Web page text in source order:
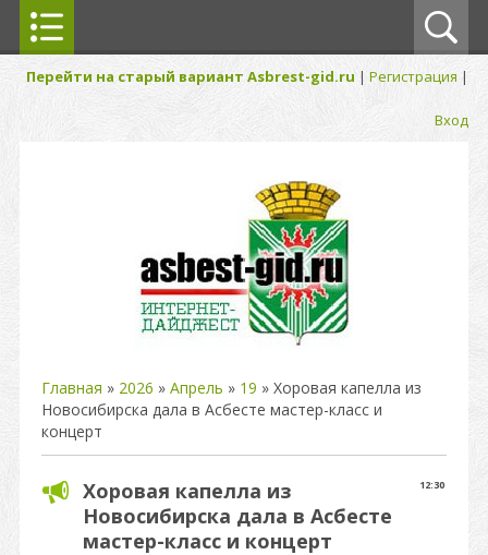
Перейти на старый вариант Asbrest-gid.ru | Регистрация |
Вход
Главная » 2026 » Апрель » 19 » Хоровая капелла из
Новосибирска дала в Асбесте мастер-класс и
концерт
12:30
Хоровая капелла из
Новосибирска дала в Асбесте
мастер-класс и концерт